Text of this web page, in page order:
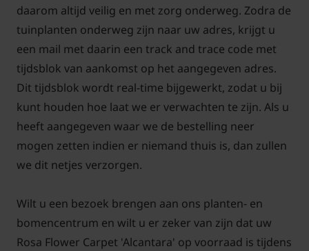
Standplaats Rosa Flower Carpet
'Alcantara'
De ideale standplaats voor een roos is in de volle
zon. Het voordeel van deze standplaats is dat de
roos na een regenperiode snel opdroogt waardoor
het blad minder snel kans heeft op infecties. De
bloemen komen ook beter tot ontwikkeling en de
een roos in de halfschaduw zet gaat dat meestal ook
goed, maar volledig in de schaduw aanplanten is
niet gewenst.
daarom altijd veilig en met zorg onderweg. Zodra de
tuinplanten onderweg zijn naar uw adres, krijgt u
een mail met daarin een track and trace code met
tijdsblok van aankomst op het aangegeven adres.
Dit tijdsblok wordt real-time bijgewerkt, zodat u bij
kunt houden hoe laat we er verwachten te zijn. Als u
heeft aangegeven waar we de bestelling neer
mogen zetten indien er niemand thuis is, dan zullen
we dit netjes verzorgen.
Wilt u een bezoek brengen aan ons planten- en
bomencentrum en wilt u er zeker van zijn dat uw
Rosa Flower Carpet 'Alcantara' op voorraad is tijdens